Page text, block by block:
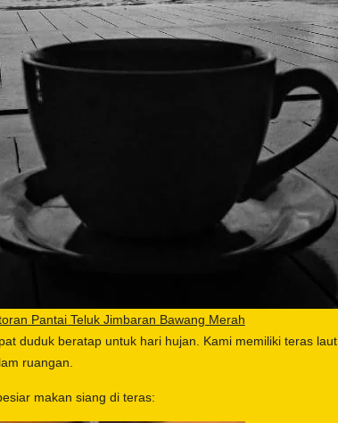
Pantai Teluk Jimbaran Bawang Merah
duduk beratap untuk hari hujan. Kami memiliki teras laut
ruangan.
makan siang di teras: